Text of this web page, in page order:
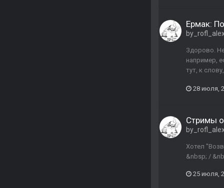
Ермак:
Здорово.
например,
тут, к
28 июля,
Стримы
Хотел
&nbsp; /
25 июля,